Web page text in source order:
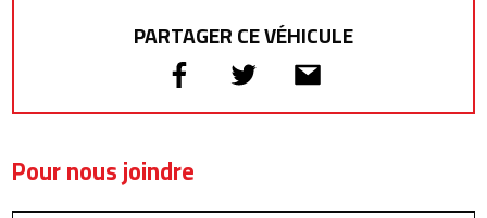
PARTAGER CE VÉHICULE
Pour nous joindre